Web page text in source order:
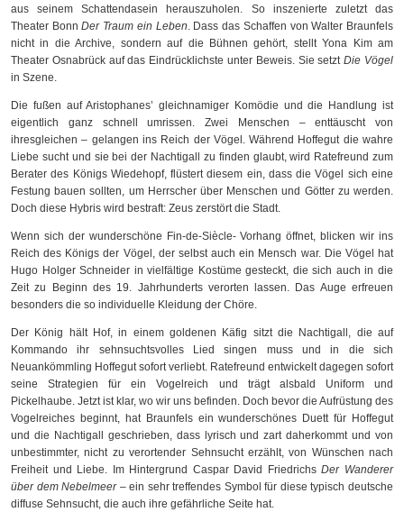
aus seinem Schattendasein herauszuholen. So inszenierte zuletzt das
Theater BonnDer Traum ein Leben. Dass das Schaffen von Walter Braunfels
nicht in die Archive, sondern auf die Bühnen gehört, stellt Yona Kim am
Theater Osnabrück auf das Eindrücklichste unter Beweis. Sie setztDie Vögel
in Szene.
Die fußen auf Aristophanes’ gleichnamiger Komödie und die Handlung ist
eigentlich ganz schnell umrissen. Zwei Menschen – enttäuscht von
ihresgleichen – gelangen ins Reich der Vögel. Während Hoffegut die wahre
Liebe sucht und sie bei der Nachtigall zu finden glaubt, wird Ratefreund zum
Berater des Königs Wiedehopf, flüstert diesem ein, dass die Vögel sich eine
Festung bauen sollten, um Herrscher über Menschen und Götter zu werden.
Doch diese Hybris wird bestraft: Zeus zerstört die Stadt.
Wenn sich der wunderschöne Fin-de-Siècle- Vorhang öffnet, blicken wir ins
Reich des Königs der Vögel, der selbst auch ein Mensch war. Die Vögel hat
Hugo Holger Schneider in vielfältige Kostüme gesteckt, die sich auch in die
Zeit zu Beginn des 19. Jahrhunderts verorten lassen. Das Auge erfreuen
besonders die so individuelle Kleidung der Chöre.
Der König hält Hof, in einem goldenen Käfig sitzt die Nachtigall, die auf
Kommando ihr sehnsuchtsvolles Lied singen muss und in die sich
Neuankömmling Hoffegut sofort verliebt. Ratefreund entwickelt dagegen sofort
seine Strategien für ein Vogelreich und trägt alsbald Uniform und
Pickelhaube. Jetzt ist klar, wo wir uns befinden. Doch bevor die Aufrüstung des
Vogelreiches beginnt, hat Braunfels ein wunderschönes Duett für Hoffegut
und die Nachtigall geschrieben, dass lyrisch und zart daherkommt und von
unbestimmter, nicht zu verortender Sehnsucht erzählt, von Wünschen nach
Freiheit und Liebe. Im Hintergrund Caspar David FriedrichsDer Wanderer
über dem Nebelmeer– ein sehr treffendes Symbol für diese typisch deutsche
diffuse Sehnsucht, die auch ihre gefährliche Seite hat.